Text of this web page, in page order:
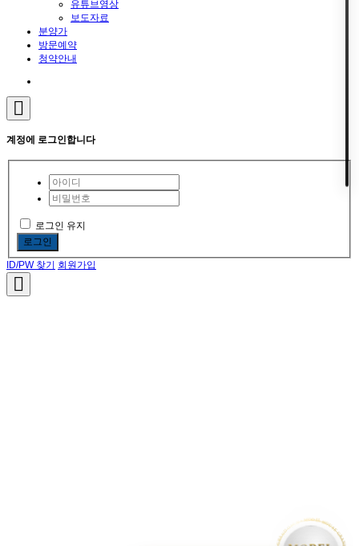
유튜브영상
보도자료
분양가
방문예약
청약안내
계정에 로그인합니다
로그인 유지
로그인
ID/PW 찾기 회원가입